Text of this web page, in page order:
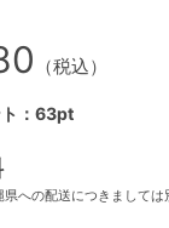
（税込）
：63pt
への配送につきましては